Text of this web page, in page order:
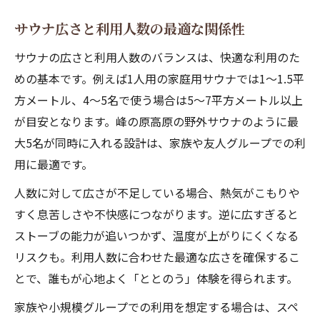
サウナ広さと利用人数の最適な関係性
サウナの広さと利用人数のバランスは、快適な利用のた
めの基本です。例えば1人用の家庭用サウナでは1〜1.5平
方メートル、4〜5名で使う場合は5〜7平方メートル以上
が目安となります。峰の原高原の野外サウナのように最
大5名が同時に入れる設計は、家族や友人グループでの利
用に最適です。
人数に対して広さが不足している場合、熱気がこもりや
すく息苦しさや不快感につながります。逆に広すぎると
ストーブの能力が追いつかず、温度が上がりにくくなる
リスクも。利用人数に合わせた最適な広さを確保するこ
とで、誰もが心地よく「ととのう」体験を得られます。
家族や小規模グループでの利用を想定する場合は、スペ